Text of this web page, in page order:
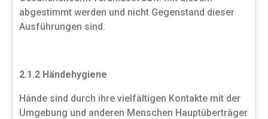
abgestimmt werden und nicht Gegenstand dieser
Ausführungen sind.
2.1.2 Händehygiene
Hände sind durch ihre vielfältigen Kontakte mit der
Umgebung und anderen Menschen Hauptüberträger